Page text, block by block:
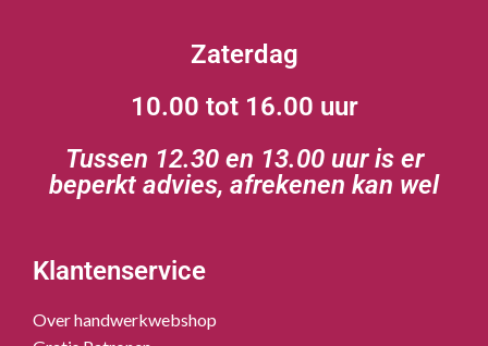
Zaterdag
10.00 tot 16.00 uur
Tussen 12.30 en 13.00 uur is er
beperkt advies, afrekenen kan wel
Klantenservice
Over handwerkwebshop